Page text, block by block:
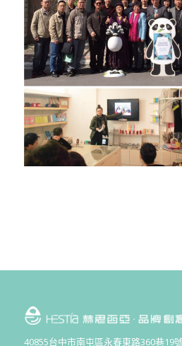
40855台中市南屯區永春東路360巷19